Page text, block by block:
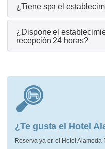
¿Tiene spa el
¿Dispone el
recepción 24 horas?
¿Te gusta el Hotel
Reserva ya en el Hotel Alameda